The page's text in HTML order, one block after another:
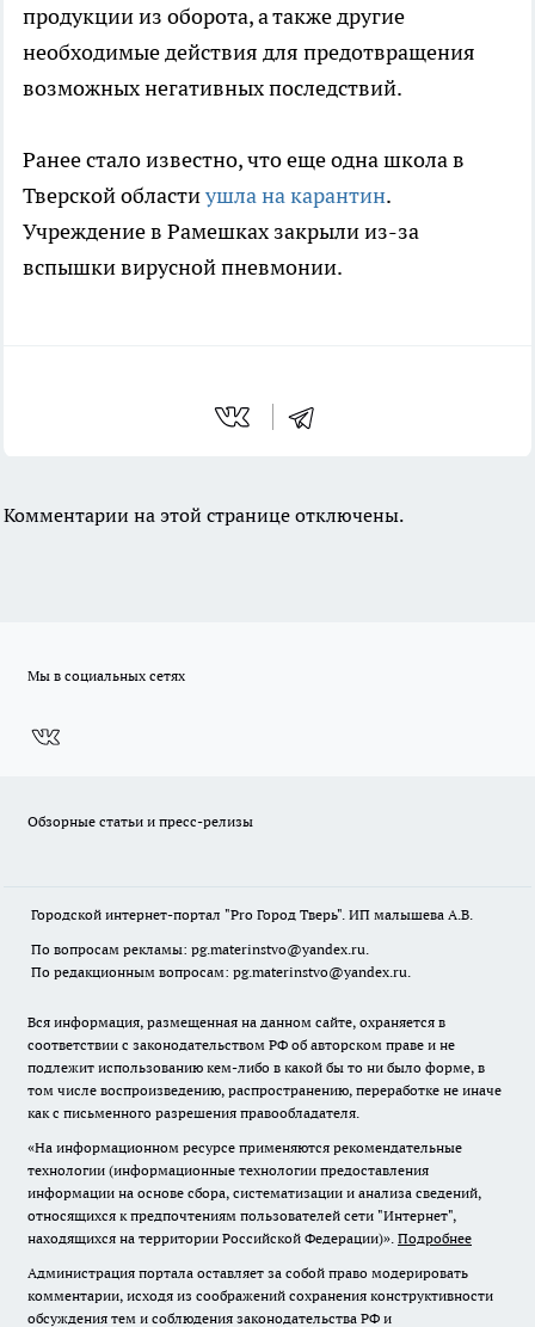
продукции из оборота, а также другие
необходимые действия для предотвращения
возможных негативных последствий.
Ранее стало известно, что еще одна школа в
Тверской областиушла на карантин.
Учреждение в Рамешках закрыли из-за
вспышки вирусной пневмонии.
Комментарии на этой странице отключены.
Мы в социальных сетях
Обзорные статьи и пресс-релизы
Городской интернет-портал "Pro Город Тверь". ИП малышева А.В.
По вопросам рекламы: pg.materinstvo@yandex.ru.
По редакционным вопросам: pg.materinstvo@yandex.ru.
Вся информация, размещенная на данном сайте, охраняется в
соответствии с законодательством РФ об авторском праве и не
подлежит использованию кем-либо в какой бы то ни было форме, в
том числе воспроизведению, распространению, переработке не иначе
как с письменного разрешения правообладателя.
«На информационном ресурсе применяются рекомендательные
технологии (информационные технологии предоставления
информации на основе сбора, систематизации и анализа сведений,
относящихся к предпочтениям пользователей сети "Интернет",
находящихся на территории Российской Федерации)». Подробнее
Администрация портала оставляет за собой право модерировать
комментарии, исходя из соображений сохранения конструктивности
обсуждения тем и соблюдения законодательства РФ и